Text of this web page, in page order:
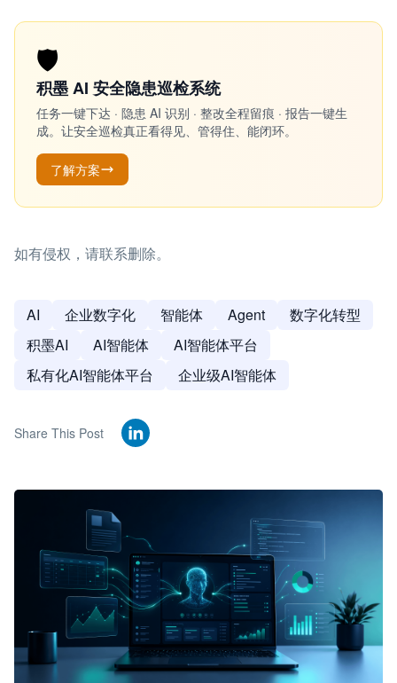
🛡️
积墨 AI 安全隐患巡检系统
任务一键下达 · 隐患 AI 识别 · 整改全程留痕 · 报告一键生
成。让安全巡检真正看得见、管得住、能闭环。
了解方案
如有侵权，请联系删除。
AI 企业数字化 智能体 Agent
数字化转型
积墨AI
AI智能体
AI智能体平台
私有化AI智能体平台
企业级AI智能体
Share This Post